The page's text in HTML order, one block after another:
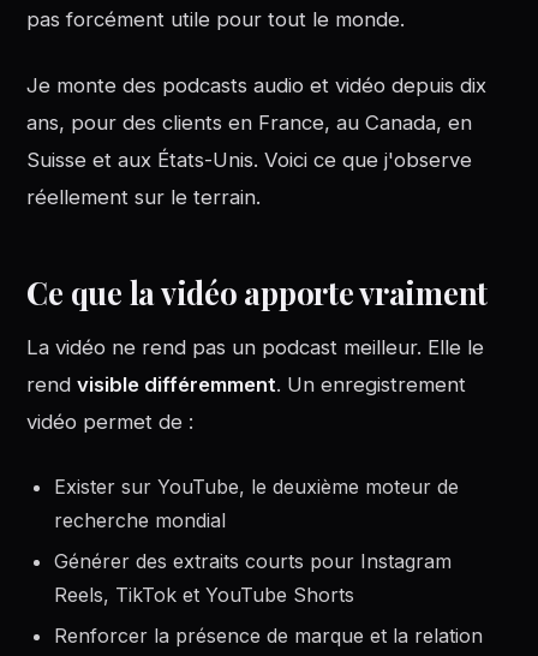
pas forcément utile pour tout le monde.
Je monte des podcasts audio et vidéo depuis dix
ans, pour des clients en France, au Canada, en
Suisse et aux États-Unis. Voici ce que j'observe
réellement sur le terrain.
Ce que la vidéo apporte vraiment
La vidéo ne rend pas un podcast meilleur. Elle le
rendvisible différemment. Un enregistrement
vidéo permet de :
Exister sur YouTube, le deuxième moteur de
recherche mondial
Générer des extraits courts pour Instagram
Reels, TikTok et YouTube Shorts
Renforcer la présence de marque et la relation